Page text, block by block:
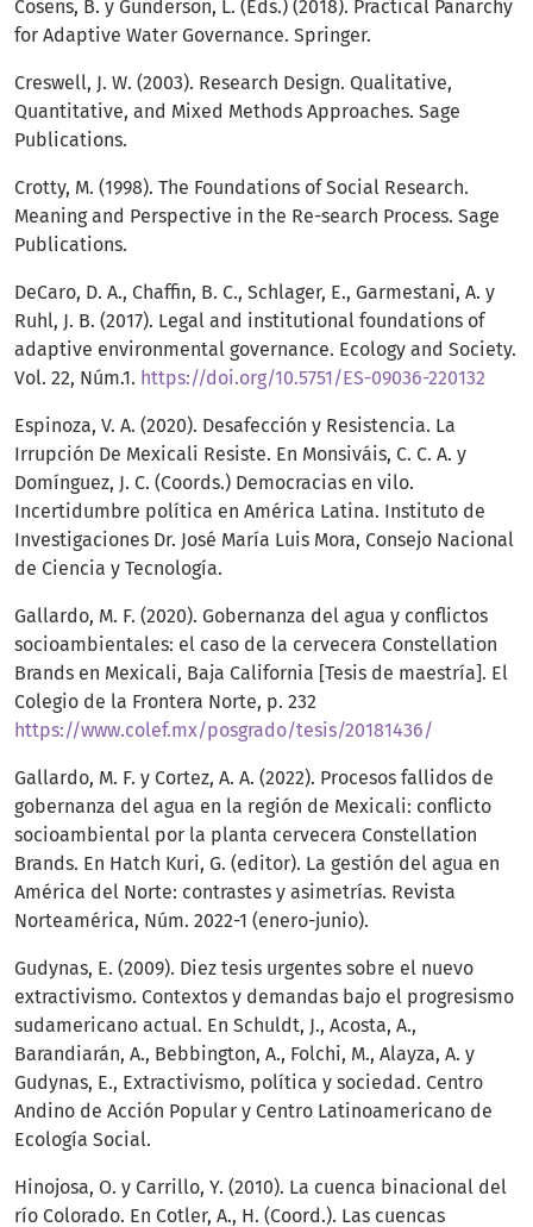
Cosens, B. y Gunderson, L. (Eds.) (2018). Practical Panarchy
for Adaptive Water Governance. Springer.
Creswell, J. W. (2003). Research Design. Qualitative,
Quantitative, and Mixed Methods Approaches. Sage
Publications.
Crotty, M. (1998). The Foundations of Social Research.
Meaning and Perspective in the Re-search Process. Sage
Publications.
DeCaro, D. A., Chaffin, B. C., Schlager, E., Garmestani, A. y
Ruhl, J. B. (2017). Legal and institutional foundations of
adaptive environmental governance. Ecology and Society.
Vol. 22, Núm.1. https://doi.org/10.5751/ES-09036-220132
Espinoza, V. A. (2020). Desafección y Resistencia. La
Irrupción De Mexicali Resiste. En Monsiváis, C. C. A. y
Domínguez, J. C. (Coords.) Democracias en vilo.
Incertidumbre política en América Latina. Instituto de
Investigaciones Dr. José María Luis Mora, Consejo Nacional
de Ciencia y Tecnología.
Gallardo, M. F. (2020). Gobernanza del agua y conflictos
socioambientales: el caso de la cervecera Constellation
Brands en Mexicali, Baja California [Tesis de maestría]. El
Colegio de la Frontera Norte, p. 232
https://www.colef.mx/posgrado/tesis/20181436/
Gallardo, M. F. y Cortez, A. A. (2022). Procesos fallidos de
gobernanza del agua en la región de Mexicali: conflicto
socioambiental por la planta cervecera Constellation
Brands. En Hatch Kuri, G. (editor). La gestión del agua en
América del Norte: contrastes y asimetrías. Revista
Norteamérica, Núm. 2022-1 (enero-junio).
Gudynas, E. (2009). Diez tesis urgentes sobre el nuevo
extractivismo. Contextos y demandas bajo el progresismo
sudamericano actual. En Schuldt, J., Acosta, A.,
Barandiarán, A., Bebbington, A., Folchi, M., Alayza, A. y
Gudynas, E., Extractivismo, política y sociedad. Centro
Andino de Acción Popular y Centro Latinoamericano de
Ecología Social.
Hinojosa, O. y Carrillo, Y. (2010). La cuenca binacional del
río Colorado. En Cotler, A., H. (Coord.). Las cuencas